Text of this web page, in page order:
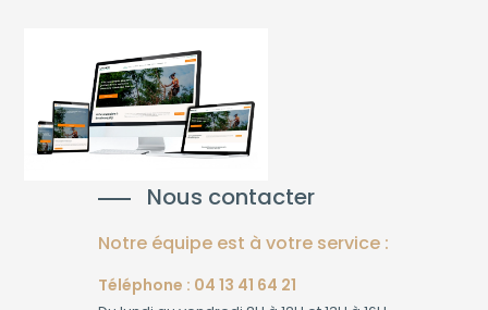
Nous contacter
Notre équipe est à votre service :
Téléphone : 04 13 41 64 21